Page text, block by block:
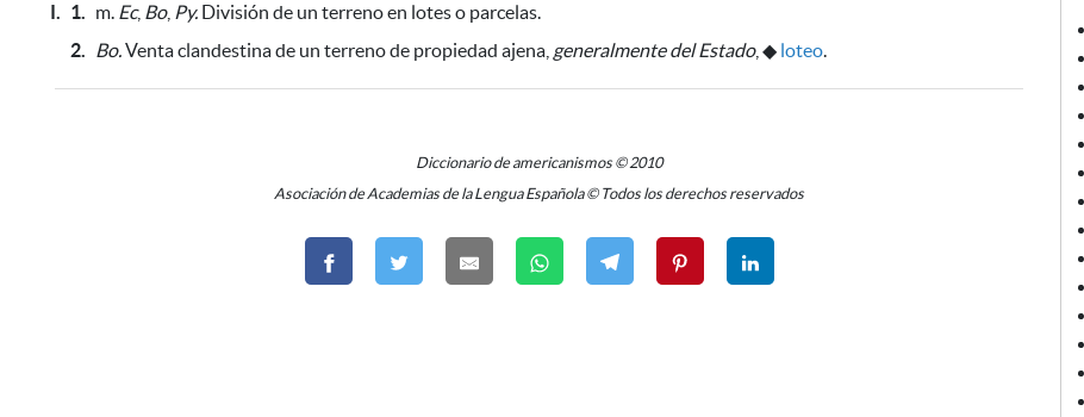
I. 1. m. Ec, Bo, Py. División de un terreno en lotes o parcelas.
2. Bo.Venta clandestina de un terreno de propiedad ajena, generalmente del Estado, ◆ loteo.
Diccionario de americanismos © 2010
Asociación de Academias de la Lengua Española © Todos los derechos reservados